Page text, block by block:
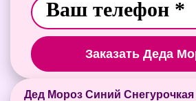
Заказать Деда
Дед Мороз Синий